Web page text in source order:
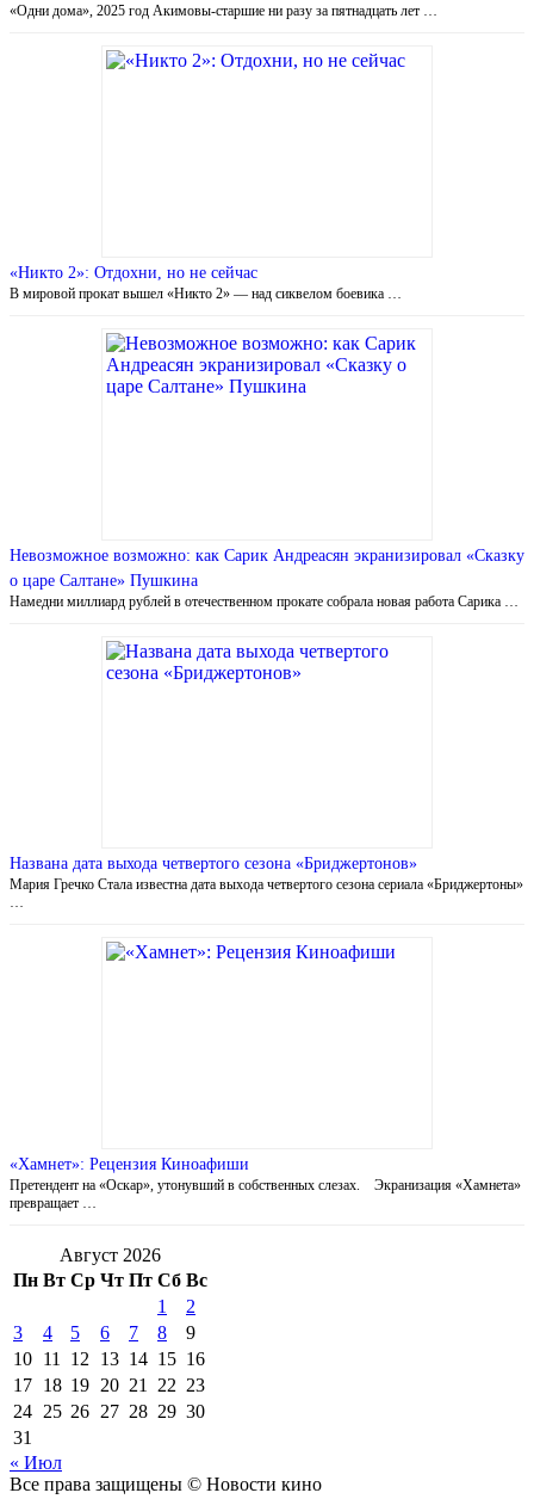
«Одни дома», 2025 год Акимовы-старшие ни разу за пятнадцать лет …
«Никто 2»: Отдохни, но не сейчас
В мировой прокат вышел «Никто 2» — над сиквелом боевика …
Невозможное возможно: как Сарик Андреасян экранизировал «Сказку
о царе Салтане» Пушкина
Намедни миллиард рублей в отечественном прокате собрала новая работа Сарика …
Названа дата выхода четвертого сезона «Бриджертонов»
Мария Гречко Стала известна дата выхода четвертого сезона сериала «Бриджертоны»
«Хамнет»: Рецензия Киноафиши
Претендент на «Оскар», утонувший в собственных слезах. Экранизация «Хамнета»
превращает …
Август 2026
Пн Вт Ср Чт Пт Сб Вс
1
2
3
4 5 6 7 8
9
10 11 12 13 14 15 16
17 18 19 20 21 22 23
24 25 26 27 28 29 30
31
« Июл
Все права защищены © Новости кино